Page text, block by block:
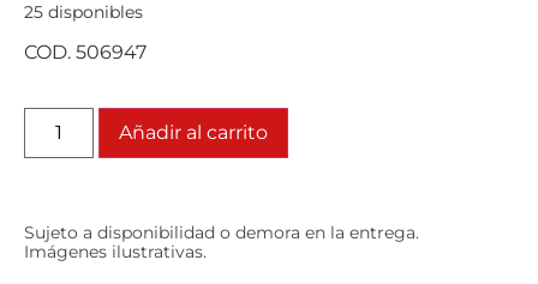
25 disponibles
COD. 506947
Añadir al carrito
Sujeto a disponibilidad o demora en la entrega.
Imágenes ilustrativas.